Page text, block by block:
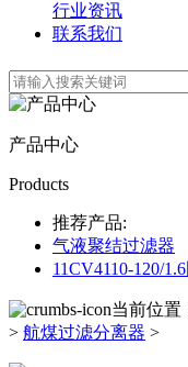
行业资讯
联系我们
产品中心
Products
推荐产品:
气液聚结过滤器
11CV4110-120/
当前位置
> 航煤过滤分离器 >